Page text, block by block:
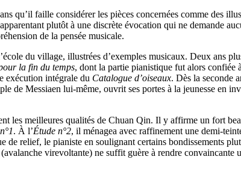
qu’il faille considérer les pièces concernées comme des
plutôt à une discrète évocation qui ne demande
de la pensée musicale.
du village, illustrées d’exemples musicaux. Deux ans
la fin du temps, dont la partie pianistique fut alors confiée
exécution intégrale du Catalogue d’oiseaux. Dès la seconde
de Messiaen lui-même, ouvrit ses portes à la jeunesse en
les meilleures qualités de Chuan Qin. Il y affirme un fort
. À l’Étude n°2, il ménagea avec raffinement une demi-
de relief, le pianiste en soulignant certains bondissements
(avalanche virevoltante) ne suffit guère à rendre convaincante